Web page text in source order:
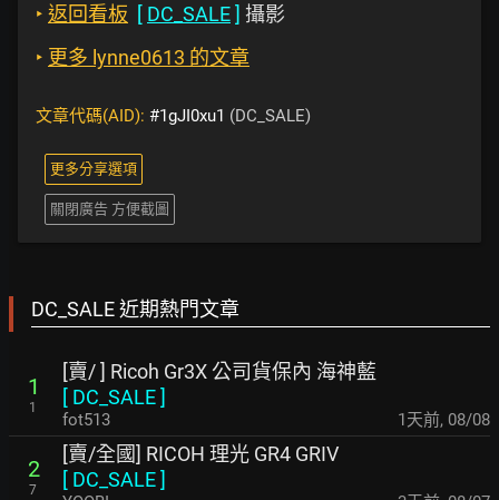
‣ 返回看板 [ DC_SALE] 攝影
‣ 更多 lynne0613 的文章
文章代碼(AID): #1gJI0xu1 (DC_SALE)
更多分享選項
關閉廣告 方便截圖
DC_SALE 近期熱門文章
1
1
[賣/ ] Ricoh Gr3X 公司貨保內 海神藍
[ DC_SALE]
fot513 1天前, 08/08
2
7
[賣/全國] RICOH 理光 GR4 GRIV
[ DC_SALE]